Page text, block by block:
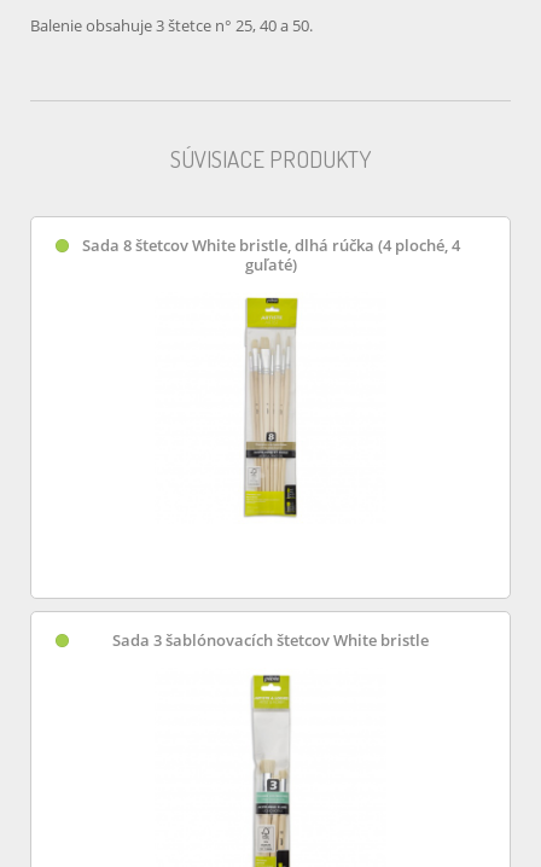
Balenie obsahuje 3 štetce n° 25, 40 a 50.
SÚVISIACE PRODUKTY
Sada 8 štetcov White bristle, dlhá rúčka (4 ploché, 4
guľaté)
Sada 3 šablónovacích štetcov White bristle